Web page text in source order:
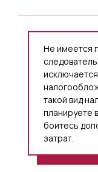
Не имеется
такой вид
планируете
боитесь
затрат.